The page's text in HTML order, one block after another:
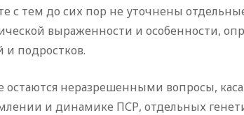
с тем до сих пор не уточнены
выраженности и особенности,
и подростков.
остаются неразрешенными вопросы,
и динамике ПСР, отдельных